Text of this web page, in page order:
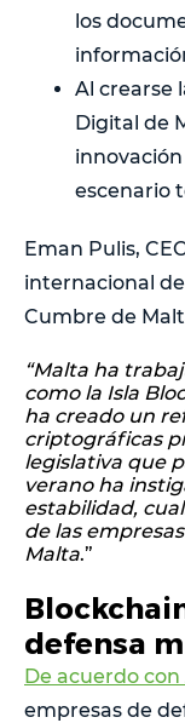
los
Al crearse
Digital de
escenario
Eman Pulis,
internacional
Cumbre de
“Malta ha
como la Isla
ha creado un
criptográficas
legislativa que
verano ha
estabilidad,
de las
Malta.”
defensa
De acuerdo
empresas de